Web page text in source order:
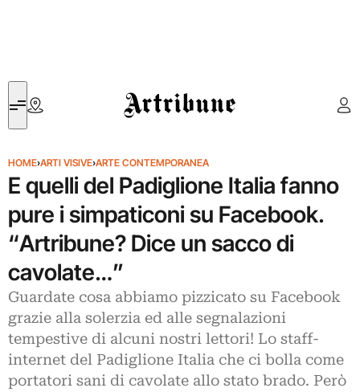
Artribune
HOME›ARTI VISIVE›ARTE CONTEMPORANEA
E quelli del Padiglione Italia fanno
pure i simpaticoni su Facebook.
“Artribune? Dice un sacco di
cavolate…”
Guardate cosa abbiamo pizzicato su Facebook
grazie alla solerzia ed alle segnalazioni
tempestive di alcuni nostri lettori! Lo staff-
internet del Padiglione Italia che ci bolla come
portatori sani di cavolate allo stato brado. Però